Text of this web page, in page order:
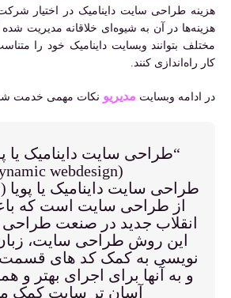
هزینه طراحی سایت داینامیک در اختیار
هزینه‌ها در آن به شیوه‌ای خلاقانه مدیریت شده
مختلف بتوانند وبسایت داینامیک خود را
کار راه‌اندازی کنند.
در ادامه وبسایت مدیریو نکات مهمی خدمت
“طراحی سایت داینامیک یا
(dynamic webdesign)
طراحی سایت داینامیک یا
از طراحی سایت است که
انقلاب جدید در صنعت
این روش طراحی سایت،
و به آنها برای اجرای بهتر و
آسان تر سایت کمک